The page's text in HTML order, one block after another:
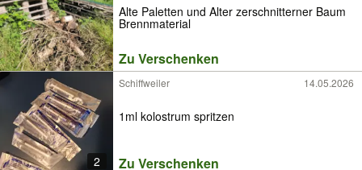
Alte Paletten und Alter zerschnitterner Baum
Brennmaterial
Zu Verschenken
2
Schiffweiler 14.05.2026
1ml kolostrum spritzen
Zu Verschenken